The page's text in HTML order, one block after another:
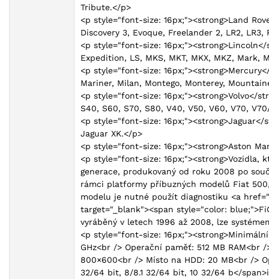
Tribute.</p>
<p style="font-size: 16px;"><strong>Land
Discovery 3, Evoque, Freelander 2, LR2, LR3,
<p style="font-size:
Expedition, LS, MKS, MKT, MKX, MKZ, Mark,
<p style="font-size:
Mariner, Milan, Montego, Monterey,
<p style="font-size: 16px;"><strong>Volvo</
S40, S60, S70, S80, V40, V50, V60, V70,
<p style="font-size: 16px;"><strong>Jaguar</
Jaguar XK.</p>
<p style="font-size: 16px;"><strong>Aston
<p style="font-size: 16px;"><strong>Vozidla,
generace, produkovaný od roku 2008 po
rámci platformy příbuzných modelů Fiat
modelu je nutné použít diagnostiku <a
target="_blank"><span style="color:
vyráběný v letech 1996 až 2008, lze
<p style="font-size:
GHz<br /> Operační paměť: 512 MB
800×600<br /> Místo na HDD: 20 MB<br />
32/64 bit, 8/8.1 32/64 bit, 10 32/64 b</